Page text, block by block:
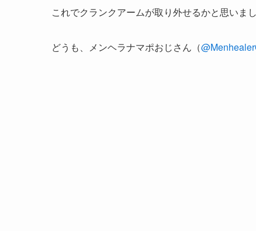
これでクランクアームが取り外せるかと思いま
どうも、メンヘラナマポおじさん（